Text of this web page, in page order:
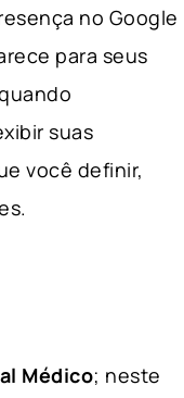
no Google
para seus
suas
você definir,
Médico; neste